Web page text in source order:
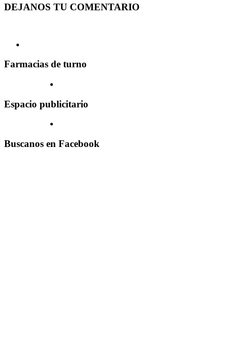
DEJANOS TU COMENTARIO
Farmacias de turno
Espacio publicitario
Buscanos en Facebook